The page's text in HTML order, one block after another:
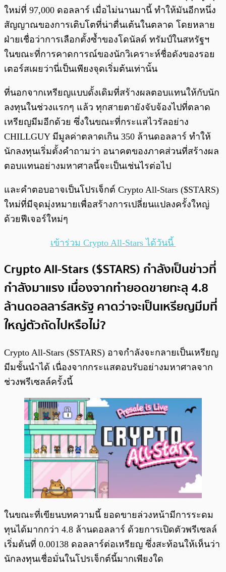
ใหม่ที่ 97,000 ดอลลาร์ เมื่อไม่นานมานี้ ทำให้มันอีกหนึ่ง
สัญญาณของการเติบโตที่น่าตื่นเต้นในตลาด โดยหลาย
ฝ่ายเชื่อว่าการเลือกตั้งซ้ำของโดนัลด์ ทรัมป์ในสหรัฐฯ
ในขณะที่การคาดการณ์ของนักวิเคราะห์ชื่อดังของรอย
เตอร์สเผยว่านี่เป็นเพียงจุดเริ่มต้นเท่านั้น
ที่นอกจากเหรียญแบบดั้งเดิมที่สร้างผลตอบแทนให้กับนัก
ลงทุนในช่วงแรกๆ แล้ว ทุกสายตายังจับจ้องไปที่ตลาด
เหรียญมีมอีกด้วย ซึ่งในขณะที่กระแสไวรัลอย่าง
CHILLGUY มีมูลค่าตลาดเกิน 350 ล้านดอลลาร์ ทำให้
นักลงทุนเริ่มตั้งคำถามว่า อนาคตของภาคส่วนที่สร้างผล
ตอบแทนอย่างมหาศาลนี้จะเป็นเช่นไรต่อไป
และคำตอบอาจเป็นโปรเจ็กต์ Crypto All-Stars ($STARS)
ใหม่ที่มีจุดมุ่งหมายเพื่อสร้างการเปลี่ยนแปลงครั้งใหญ่
ด้วยฟีเจอร์ใหม่ๆ
เข้าร่วม Crypto All-Stars ได้วันนี้
Crypto All-Stars ($STARS) กำลังเป็นข่าวที่
กำลังมาแรง เนื่องจากทำยอดขายทะลุ 4.8
ล้านดอลลาร์สหรัฐ คาดว่าจะเป็นเหรียญมีมที่
ใหญ่ตัวถัดไปหรือไม่?
Crypto All-Stars ($STARS) อาจกำลังจะกลายเป็นเหรียญ
มีมชั้นนำได้ เนื่องจากกระแสตอบรับอย่างมหาศาลจาก
ช่วงพรีเซลล์ครั้งนี้
ในขณะที่เขียนบทความนี้ ยอดขายล่วงหน้ามีการระดม
ทุนได้มากกว่า 4.8 ล้านดอลลาร์ ด้วยการเปิดตัวพรีเซลล์
เริ่มต้นที่ 0.00138 ดอลลาร์ต่อเหรียญ ซึ่งสะท้อนให้เห็นว่า
นักลงทุนเชื่อมั่นในโปรเจ็กต์นี้มากเพียงใด